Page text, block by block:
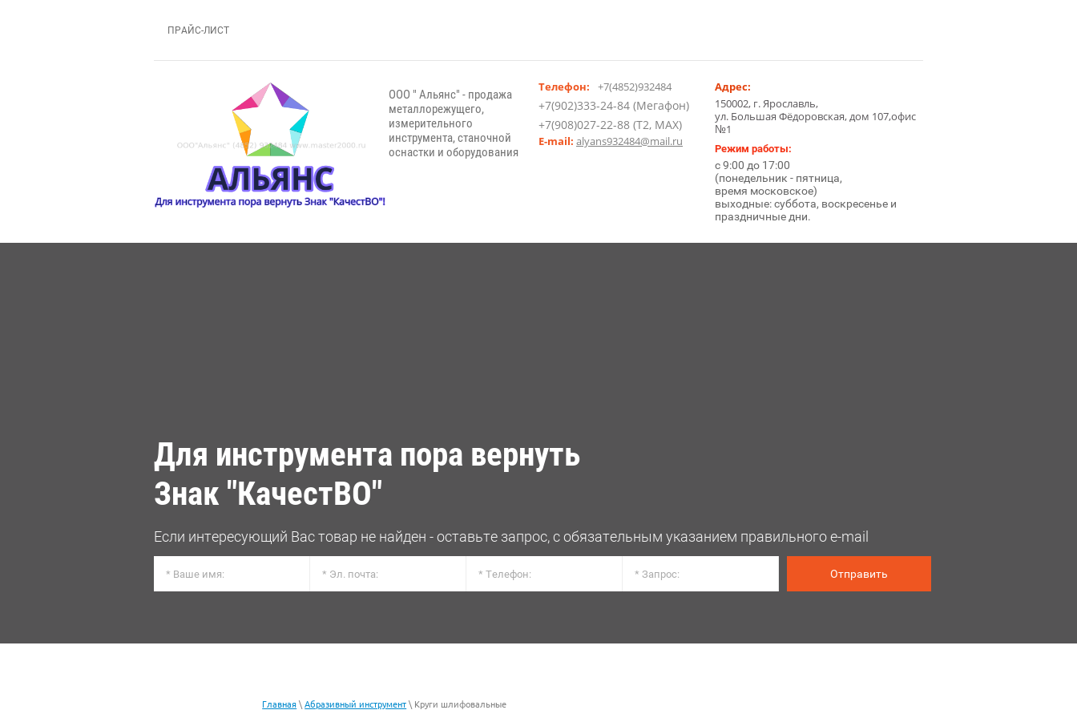
ПРАЙС-ЛИСТ
ООО " Альянс" - продажа
металлорежущего,
измерительного
инструмента, станочной
оснастки и оборудования
Телефон: +7(4852)932484
+7(902)333-24-84 (Мегафон)
+7(908)027-22-88 (T2, MAX)
E-mail: alyans932484@mail.ru
Адрес:
150002, г. Ярославль,
ул. Большая Фёдоровская, дом 107,офис
№1
Режим работы:
с 9:00 до 17:00
(понедельник - пятница,
время московское)
выходные: суббота, воскресенье и
праздничные дни.
Для инструмента пора вернуть
Знак "КачестВО"
Если интересующий Вас товар не найден - оставьте запрос, с обязательным указанием правильного e-mail
Отправить
Главная \Абразивный инструмент \ Круги шлифовальные